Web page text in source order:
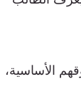
الأساسية،